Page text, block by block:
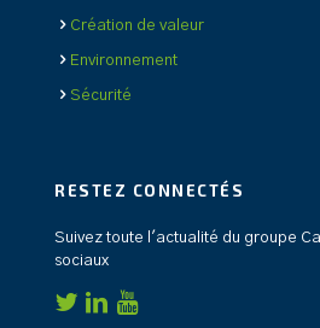
Création de valeur
Environnement
Sécurité
RESTEZ CONNECTÉS
Suivez toute l'actualité du groupe
sociaux